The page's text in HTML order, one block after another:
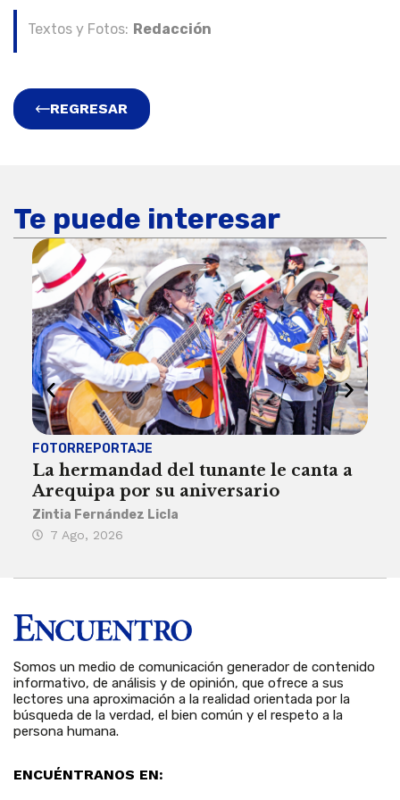
Textos y Fotos: Redacción
REGRESAR
Te puede interesar
FOTORREPORTAJE
La hermandad del tunante le canta a
Arequipa por su aniversario
Zintia Fernández Licla
7 Ago, 2026
Somos un medio de comunicación generador de contenido
informativo, de análisis y de opinión, que ofrece a sus
lectores una aproximación a la realidad orientada por la
búsqueda de la verdad, el bien común y el respeto a la
persona humana.
ENCUÉNTRANOS EN: